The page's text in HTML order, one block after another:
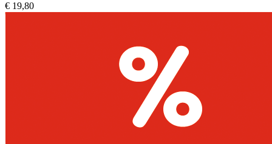
€ 19,80